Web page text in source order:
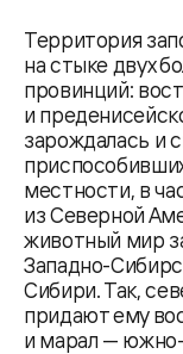
Территория
на стыке двух
провинций:
и
зарождалась и
местности, в
из Северной
животный мир
Западно-
Сибири. Так,
придают ему
и марал —